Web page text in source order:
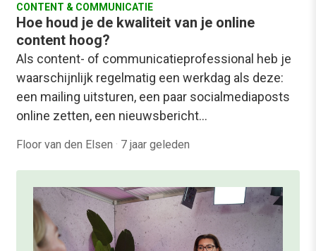
CONTENT & COMMUNICATIE
Hoe houd je de kwaliteit van je online
content hoog?
Als content- of communicatieprofessional heb je
waarschijnlijk regelmatig een werkdag als deze:
een mailing uitsturen, een paar socialmediaposts
online zetten, een nieuwsbericht…
Floor van den Elsen · 7 jaar geleden